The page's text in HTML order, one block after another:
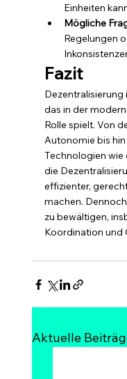
Einheiten
Mögliche
Regelungen
Fazit
Dezentralisierung
das in der
Rolle spielt. Von
Autonomie bis
Technologien wie
die
effizienter,
machen.
zu bewältigen,
Koordination und
Aktuelle